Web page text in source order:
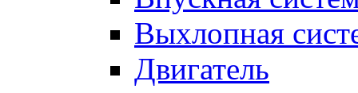
Выхлопная
Двигатель